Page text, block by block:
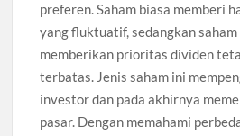
preferen. Saham biasa memberi
yang fluktuatif, sedangkan
memberikan prioritas dividen
terbatas. Jenis saham ini
investor dan pada akhirnya
pasar. Dengan memahami